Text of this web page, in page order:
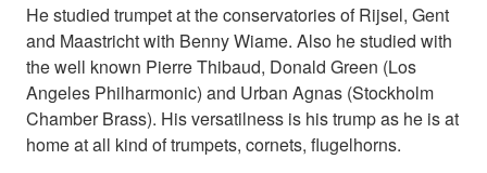
He studied trumpet at the conservatories of Rijsel, Gent
and Maastricht with Benny Wiame. Also he studied with
the well known Pierre Thibaud, Donald Green (Los
Angeles Philharmonic) and Urban Agnas (Stockholm
Chamber Brass). His versatilness is his trump as he is at
home at all kind of trumpets, cornets, flugelhorns.